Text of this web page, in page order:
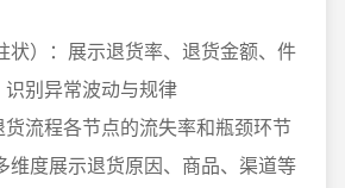
状）：展示退货率、退货金额、件
别异常波动与规律
流程各节点的流失率和瓶颈环节
维度展示退货原因、商品、渠道等